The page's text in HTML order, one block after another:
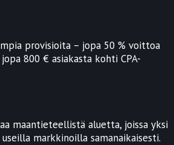
provisioita – jopa 50 % voittoa
800 € asiakasta kohti CPA-
maantieteellistä aluetta, joissa yksi
markkinoilla samanaikaisesti.